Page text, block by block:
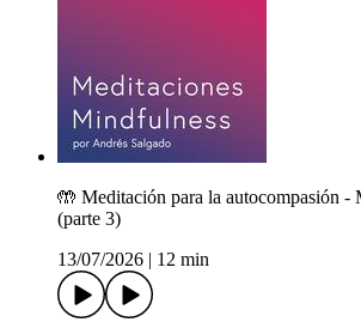
🤲 Meditación para la autocompasión -
(parte 3)
13/07/2026
12 min